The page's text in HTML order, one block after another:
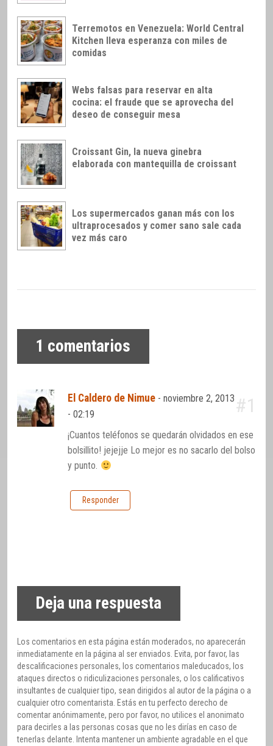
Terremotos en Venezuela: World Central
Kitchen lleva esperanza con miles de
comidas
Webs falsas para reservar en alta
cocina: el fraude que se aprovecha del
deseo de conseguir mesa
Croissant Gin, la nueva ginebra
elaborada con mantequilla de croissant
Los supermercados ganan más con los
ultraprocesados y comer sano sale cada
vez más caro
1 comentarios
El Caldero de Nimue -noviembre 2, 2013
- 02:19
#1
¡Cuantos teléfonos se quedarán olvidados en ese
bolsillito! jejejje Lo mejor es no sacarlo del bolso
y punto.
Responder
Deja una respuesta
Los comentarios en esta página están moderados, no aparecerán
inmediatamente en la página al ser enviados. Evita, por favor, las
descalificaciones personales, los comentarios maleducados, los
ataques directos o ridiculizaciones personales, o los calificativos
insultantes de cualquier tipo, sean dirigidos al autor de la página o a
cualquier otro comentarista. Estás en tu perfecto derecho de
comentar anónimamente, pero por favor, no utilices el anonimato
para decirles a las personas cosas que no les dirías en caso de
tenerlas delante. Intenta mantener un ambiente agradable en el que